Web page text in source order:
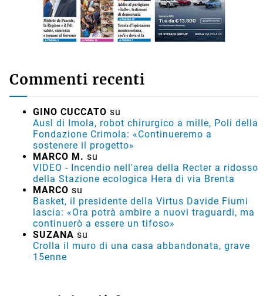
Commenti recenti
GINO CUCCATO su
Ausl di Imola, robot chirurgico a mille, Poli della
Fondazione Crimola: «Continueremo a
sostenere il progetto»
MARCO M. su
VIDEO - Incendio nell'area della Recter a ridosso
della Stazione ecologica Hera di via Brenta
MARCO su
Basket, il presidente della Virtus Davide Fiumi
lascia: «Ora potrà ambire a nuovi traguardi, ma
continuerò a essere un tifoso»
SUZANA su
Crolla il muro di una casa abbandonata, grave
15enne